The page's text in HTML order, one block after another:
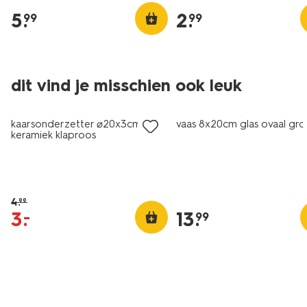
5.
99 2.
99
dit vind je misschien ook leuk
korting
kaarsonderzetter ⌀20x3cm
keramiek klaproos
4.99
3.
–
vaas 8x20cm glas ovaal
13.
99